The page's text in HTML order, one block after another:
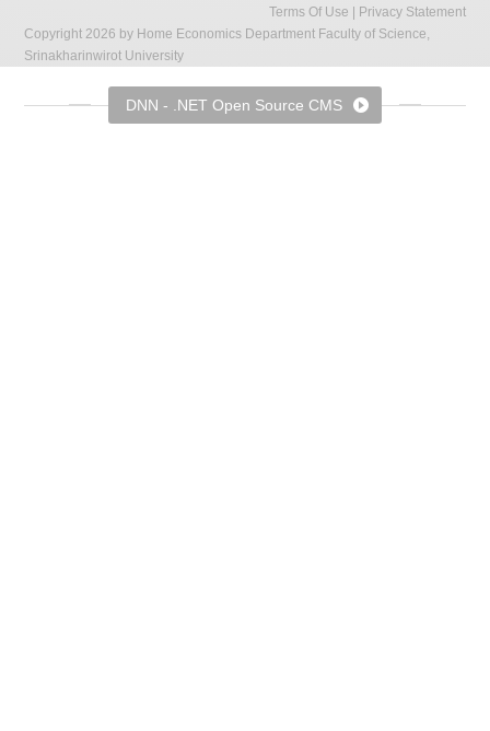
Terms Of Use
Privacy Statement
Copyright 2026 by Home Economics Department Faculty of Science,
Srinakharinwirot University
DNN - .NET Open Source CMS